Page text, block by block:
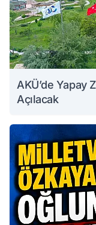
AKÜ’de Yapay
Açılacak